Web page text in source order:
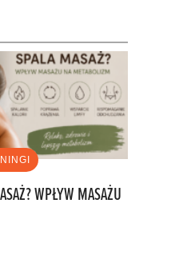
WPŁYW MASAŻU